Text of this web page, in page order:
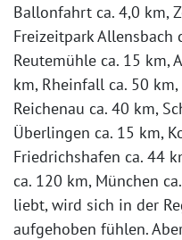
Ballonfahrt ca. 4,0 km,
Freizeitpark Allensbach
Reutemühle ca. 15 km,
km, Rheinfall ca. 50
Reichenau ca. 40 km,
Überlingen ca. 15 km,
Friedrichshafen ca. 44
ca. 120 km, München
liebt, wird sich in der
aufgehoben fühlen.